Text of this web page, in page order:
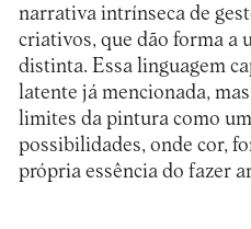
narrativa intrínseca de
criativos, que dão forma a
distinta. Essa linguagem
latente já mencionada,
limites da pintura como
possibilidades, onde cor,
própria essência do fazer